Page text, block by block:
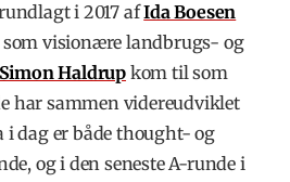
i 2017 afIda Boesen
som visionære landbrugs- og
Simon Haldrup kom til som
har sammen videreudviklet
i dag er både thought- og
og i den seneste A-runde i